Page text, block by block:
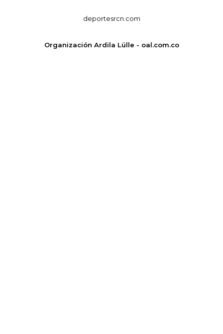
deportesrcn.com
Organización Ardila Lülle - oal.com.co